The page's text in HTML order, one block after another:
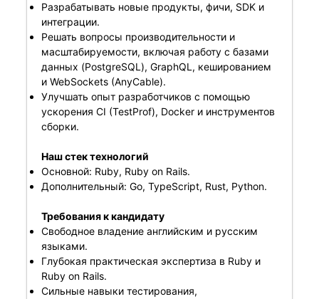
Разрабатывать новые продукты, фичи, SDK и
интеграции.
Решать вопросы производительности и
масштабируемости, включая работу с базами
данных (PostgreSQL), GraphQL, кешированием
и WebSockets (AnyCable).
Улучшать опыт разработчиков с помощью
ускорения CI (TestProf), Docker и инструментов
сборки.
Наш стек технологий
Основной: Ruby, Ruby on Rails.
Дополнительный: Go, TypeScript, Rust, Python.
Требования к кандидату
Свободное владение английским и русским
языками.
Глубокая практическая экспертиза в Ruby и
Ruby on Rails.
Сильные навыки тестирования,